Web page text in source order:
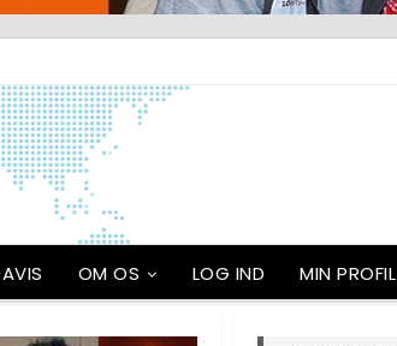
OM OS LOG IND MIN PROFIL